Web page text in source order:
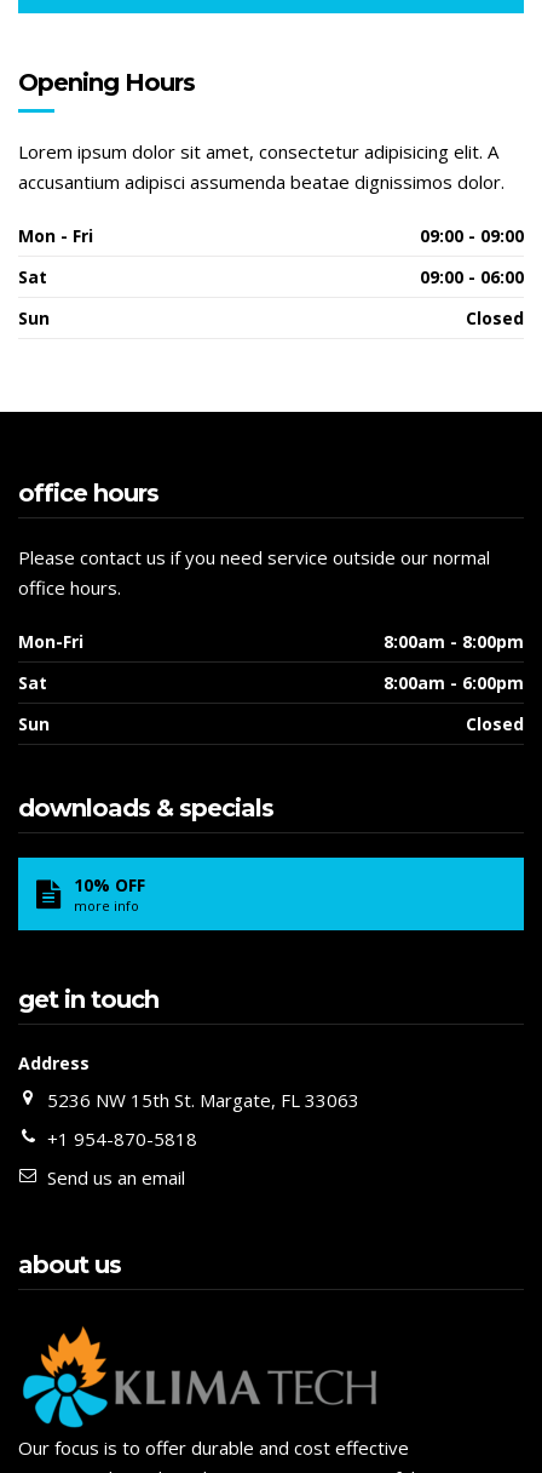
Opening Hours
Lorem ipsum dolor sit amet, consectetur adipisicing elit. A
accusantium adipisci assumenda beatae dignissimos dolor.
Mon - Fri
09:00 - 09:00
Sat
09:00 - 06:00
Sun
Closed
office hours
Please contact us if you need service outside our normal
office hours.
Mon-Fri
8:00am - 8:00pm
Sat
8:00am - 6:00pm
Sun
Closed
downloads & specials
10% OFF
more info
get in touch
Address
5236 NW 15th St. Margate, FL 33063
+1 954-870-5818
Send us an email
about us
Our focus is to offer durable and cost effective